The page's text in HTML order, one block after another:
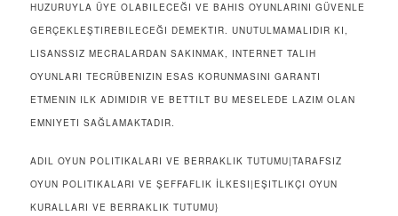
HUZURUYLA ÜYE OLABILECEĞI VE BAHIS OYUNLARINI GÜVENLE
GERÇEKLEŞTIREBILECEĞI DEMEKTIR. UNUTULMAMALIDIR KI,
LISANSSIZ MECRALARDAN SAKINMAK, INTERNET TALIH
OYUNLARI TECRÜBENIZIN ESAS KORUNMASINI GARANTI
ETMENIN ILK ADIMIDIR VE BETTILT BU MESELEDE LAZIM OLAN
EMNIYETI SAĞLAMAKTADIR.
ADIL OYUN POLITIKALARI VE BERRAKLIK TUTUMU|TARAFSIZ
OYUN POLITIKALARI VE ŞEFFAFLIK İLKESI|EŞITLIKÇI OYUN
KURALLARI VE BERRAKLIK TUTUMU}